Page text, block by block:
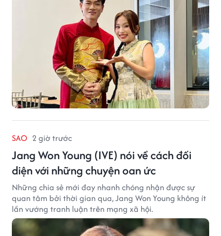
SAO 2 giờ trước
Jang Won Young (IVE) nói về cách đối
diện với những chuyện oan ức
Những chia sẻ mới đay nhanh chóng nhận được sự
quan tâm bởi thời gian qua, Jang Won Young không ít
lần vướng tranh luận trên mạng xã hội.